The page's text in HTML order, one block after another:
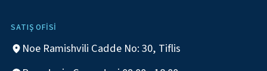
SATIŞ OFISI
Noe Ramishvili Cadde No: 30, Tiflis